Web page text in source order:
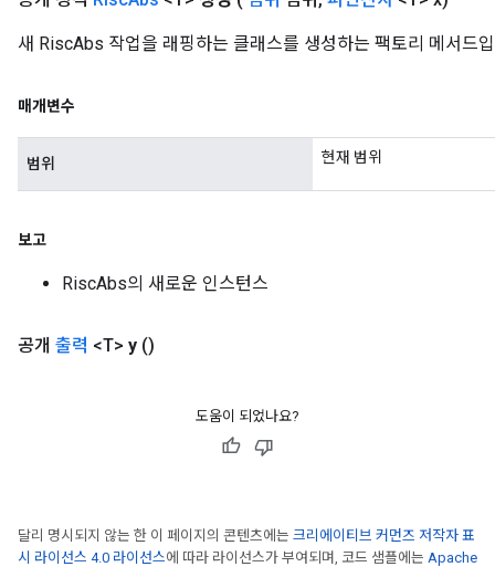
새 RiscAbs 작업을 래핑하는 클래스를 생성하는 팩토리 메서드
매개변수
범위 현재 범위
보고
RiscAbs의 새로운 인스턴스
공개 출력 <T> y ()
도움이 되었나요?
달리 명시되지 않는 한 이 페이지의 콘텐츠에는 크리에이티브 커먼즈 저작자 표
시 라이선스 4.0 라이선스에 따라 라이선스가 부여되며, 코드 샘플에는 Apache